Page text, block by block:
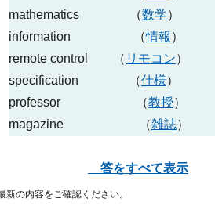
mathematics （数学）
information （情報 ）
remote control （ リモコン）
specification （仕様）
professor （教授）
magazine （雑誌）
答をすべて表示
の内容をご確認ください。